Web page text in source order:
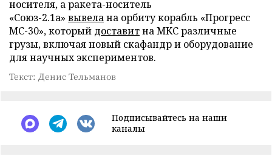
носителя, а ракета-носитель
«Союз-2.1а» вывелана орбиту корабль «Прогресс
МС-30», который доставитна МКС различные
грузы, включая новый скафандр и оборудование
для научных экспериментов.
Текст: Денис Тельманов
Подписывайтесь на наши
каналы